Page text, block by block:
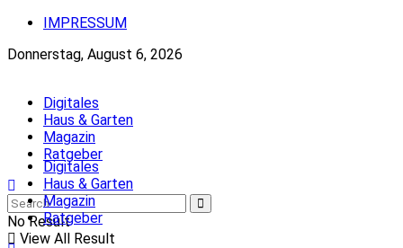
IMPRESSUM
Donnerstag, August 6, 2026
Digitales
Haus & Garten
Magazin
Ratgeber
No Result
View All Result
Digitales
Haus & Garten
Magazin
Ratgeber